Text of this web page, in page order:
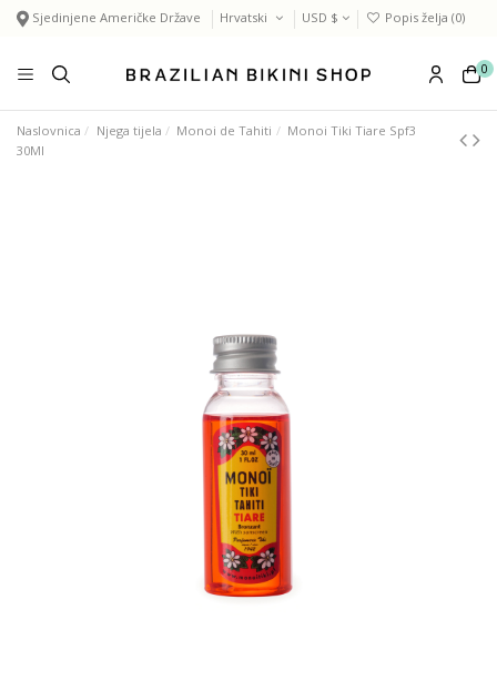
Sjedinjene Američke Države Hrvatski USD $ Popis želja (0)
0
Naslovnica Njega tijela Monoi de Tahiti
Monoi Tiki Tiare Spf3
30Ml